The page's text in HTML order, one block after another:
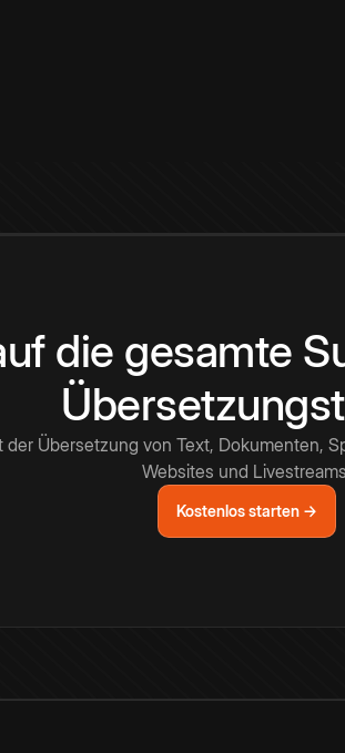
die gesamte
der Übersetzung von Text, Dokumenten,
Websites und
Kostenlos starten →